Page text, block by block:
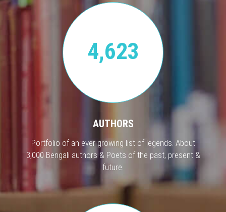
4,623
AUTHORS
Portfolio of an ever growing list of legends. About
3,000 Bengali authors & Poets of the past, present &
future.